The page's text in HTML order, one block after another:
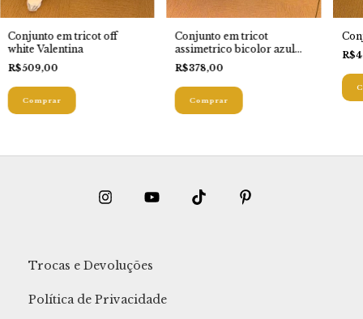
Conjunto em tricot off
white Valentina
R$509,00
Comprar
Conjunto em tricot
assimetrico bicolor azul
marinho
R$378,00
Comprar
Trocas e Devoluções
Política de Privacidade